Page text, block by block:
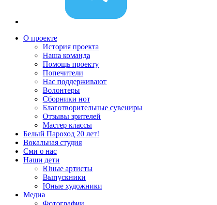
О проекте
История проекта
Наша команда
Помощь проекту
Попечители
Нас поддерживают
Волонтеры
Сборники нот
Благотворительные сувениры
Отзывы зрителей
Мастер классы
Белый Пароход 20 лет!
Вокальная студия
Сми о нас
Наши дети
Юные артисты
Выпускники
Юные художники
Медиа
Фотографии